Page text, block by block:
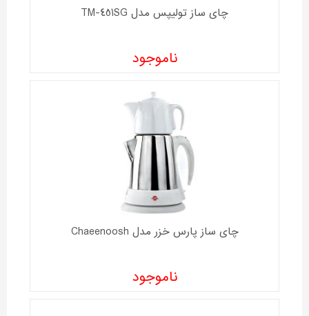
چای ساز تولیپس مدل TM-451SG
ناموجود
چای ساز پارس خزر مدل Chaeenoosh
ناموجود